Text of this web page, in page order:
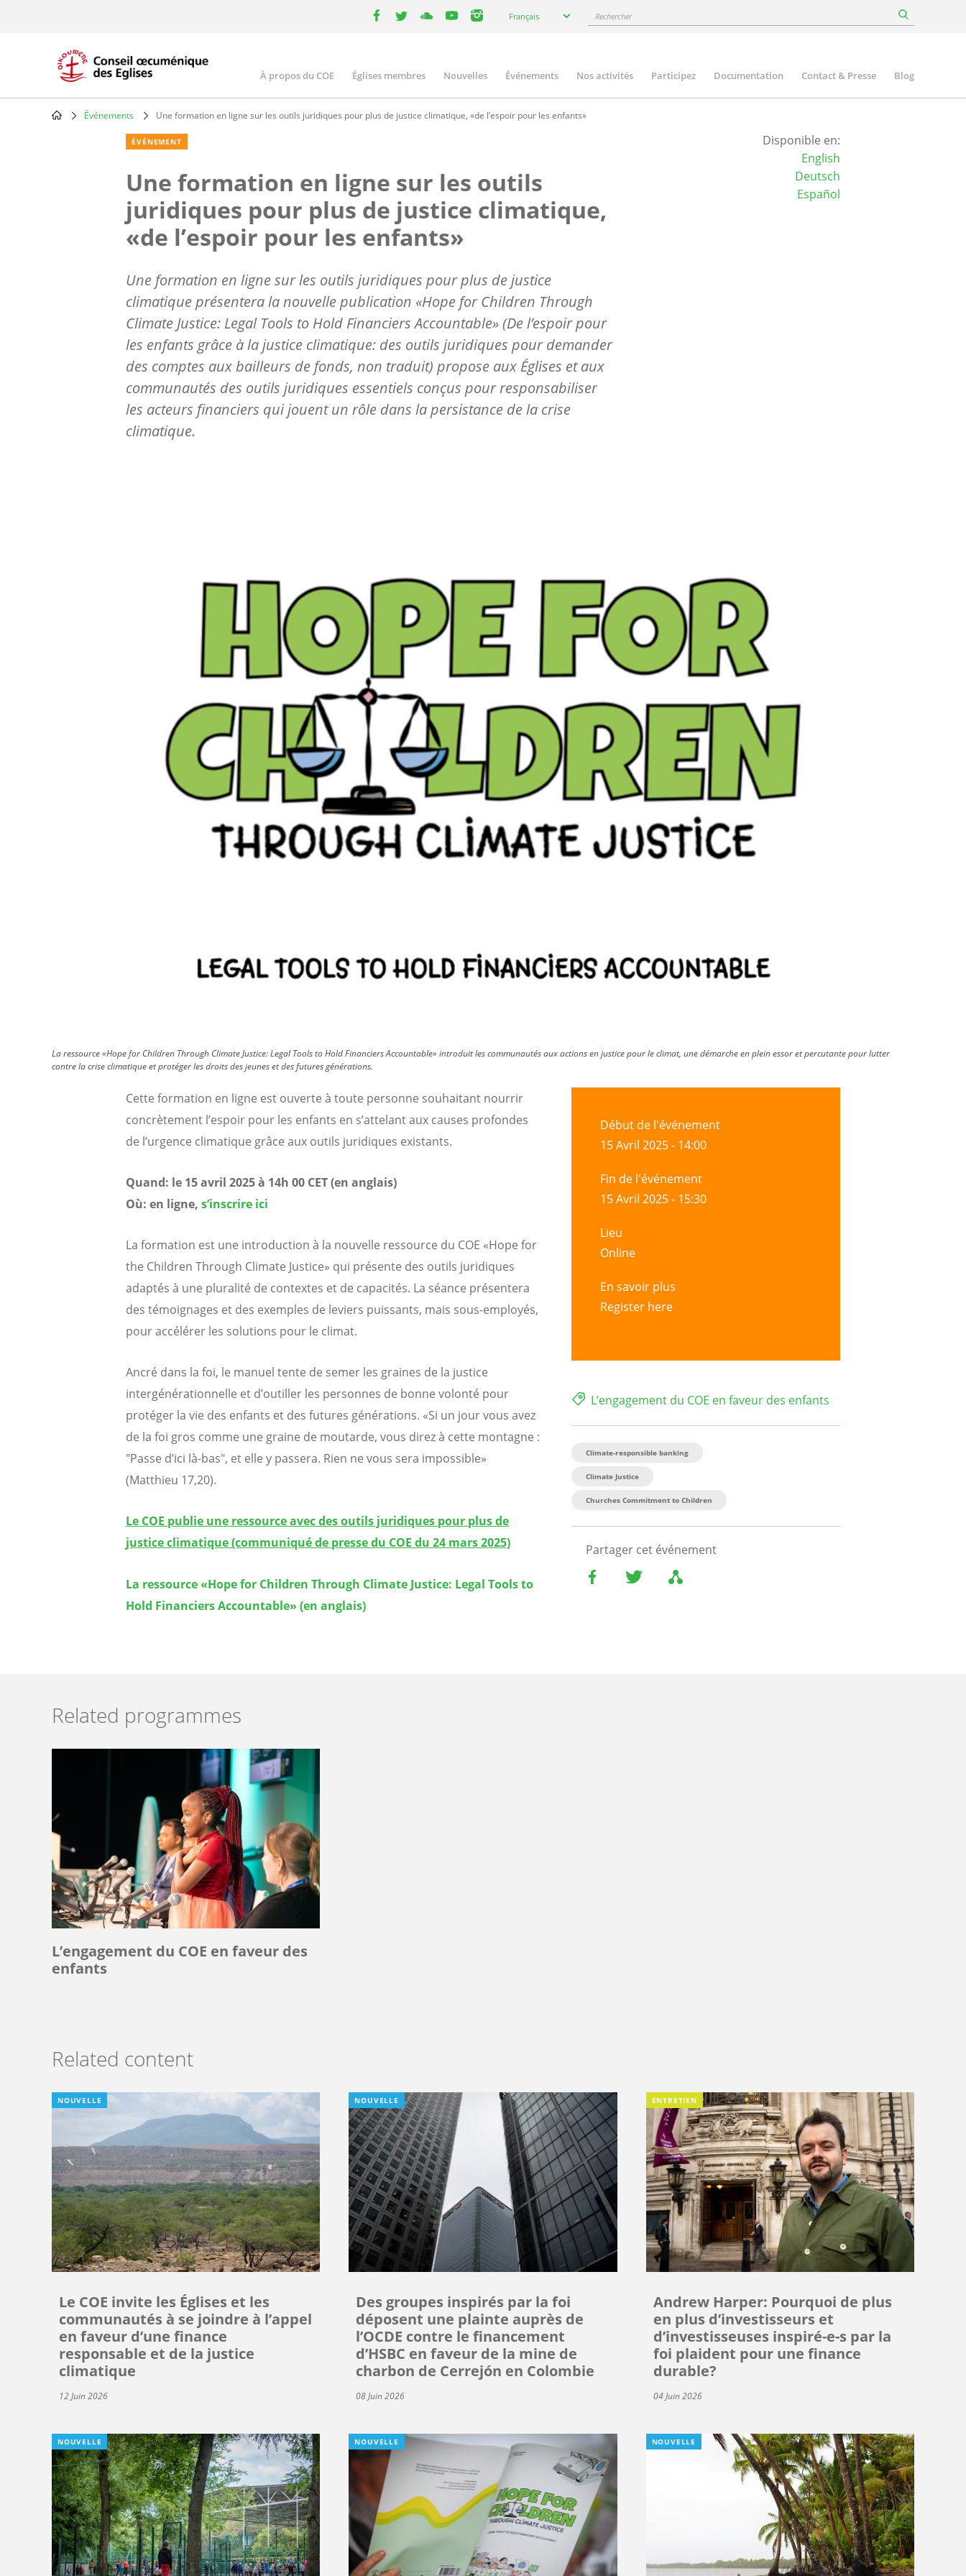
your
Français Rechercher
Main
navigation
À propos du COE Églises membres Nouvelles Événements Nos activités Participez Documentation Contact & Presse Blog
Breadcrumb
Événements Une formation en ligne sur les outils juridiques pour plus de justice climatique, «de l’espoir pour les enfants»
ÉVÉNEMENT
Une formation en ligne sur les outils
juridiques pour plus de justice climatique,
«de l’espoir pour les enfants»
Une formation en ligne sur les outils juridiques pour plus de justice
climatique présentera la nouvelle publication «Hope for Children Through
Climate Justice: Legal Tools to Hold Financiers Accountable» (De l’espoir pour
les enfants grâce à la justice climatique: des outils juridiques pour demander
des comptes aux bailleurs de fonds, non traduit) propose aux Églises et aux
communautés des outils juridiques essentiels conçus pour responsabiliser
les acteurs financiers qui jouent un rôle dans la persistance de la crise
climatique.
Disponible en:
English
Deutsch
Español
La ressource «Hope for Children Through Climate Justice: Legal Tools to Hold Financiers Accountable» introduit les communautés aux actions en justice pour le climat, une démarche en plein essor et percutante pour lutter
contre la crise climatique et protéger les droits des jeunes et des futures générations.
Cette formation en ligne est ouverte à toute personne souhaitant nourrir
concrètement l’espoir pour les enfants en s’attelant aux causes profondes
de l’urgence climatique grâce aux outils juridiques existants.
Quand: le 15 avril 2025 à 14h 00 CET (en anglais)
Où: en ligne,s’inscrire ici
La formation est une introduction à la nouvelle ressource du COE «Hope for
the Children Through Climate Justice» qui présente des outils juridiques
adaptés à une pluralité de contextes et de capacités. La séance présentera
des témoignages et des exemples de leviers puissants, mais sous-employés,
pour accélérer les solutions pour le climat.
Ancré dans la foi, le manuel tente de semer les graines de la justice
intergénérationnelle et d’outiller les personnes de bonne volonté pour
protéger la vie des enfants et des futures générations. «Si un jour vous avez
de la foi gros comme une graine de moutarde, vous direz à cette montagne :
"Passe d’ici là-bas", et elle y passera. Rien ne vous sera impossible»
(Matthieu 17,20).
Le COE publie une ressource avec des outils juridiques pour plus de
justice climatique (communiqué de presse du COE du 24 mars 2025)
La ressource «Hope for Children Through Climate Justice: Legal Tools to
Hold Financiers Accountable» (en anglais)
Début de l'événement
15 Avril 2025 - 14:00
Fin de l'événement
15 Avril 2025 - 15:30
Lieu
Online
En savoir plus
Register here
L’engagement du COE en faveur des enfants
Climate-responsible banking
Climate Justice
Churches Commitment to Children
Partager cet événement
Related programmes
L’engagement du COE en faveur des
enfants
Related content
NOUVELLE
Le COE invite les Églises et les
communautés à se joindre à l’appel
en faveur d’une finance
responsable et de la justice
climatique
12 Juin 2026
NOUVELLE
Des groupes inspirés par la foi
déposent une plainte auprès de
l’OCDE contre le financement
d’HSBC en faveur de la mine de
charbon de Cerrejón en Colombie
08 Juin 2026
ENTRETIEN
Andrew Harper: Pourquoi de plus
en plus d’investisseurs et
d’investisseuses inspiré-e-s par la
foi plaident pour une finance
durable?
04 Juin 2026
NOUVELLE NOUVELLE NOUVELLE